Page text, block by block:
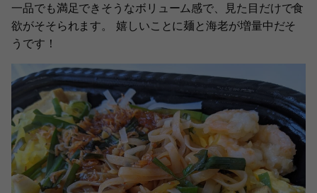
一品でも満足できそうなボリューム感で、見た目だけで食
欲がそそられます。 嬉しいことに麺と海老が増量中だそ
うです！